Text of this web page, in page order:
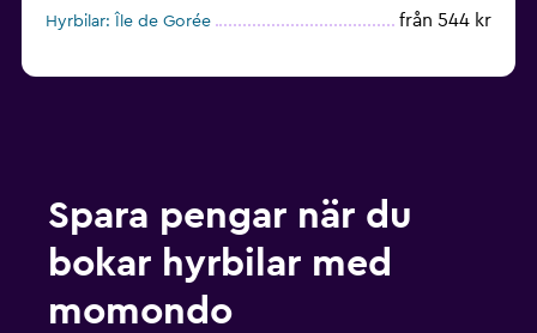
Hyrbilar: Île de Gorée från 544 kr
Spara pengar när du
bokar hyrbilar med
momondo